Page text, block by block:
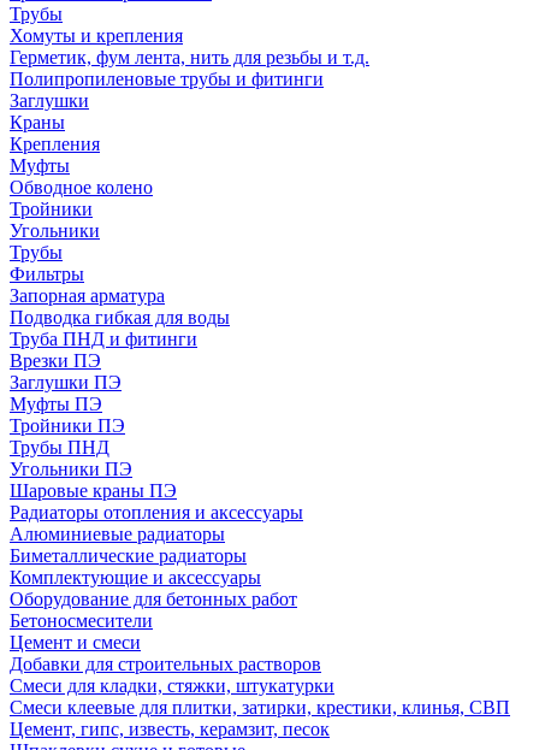
Трубы
Хомуты и крепления
Герметик, фум лента, нить для резьбы и т.д.
Полипропиленовые трубы и фитинги
Заглушки
Краны
Крепления
Муфты
Обводное колено
Тройники
Угольники
Трубы
Фильтры
Запорная арматура
Подводка гибкая для воды
Труба ПНД и фитинги
Врезки ПЭ
Заглушки ПЭ
Муфты ПЭ
Тройники ПЭ
Трубы ПНД
Угольники ПЭ
Шаровые краны ПЭ
Радиаторы отопления и аксессуары
Алюминиевые радиаторы
Биметаллические радиаторы
Комплектующие и аксессуары
Оборудование для бетонных работ
Бетоносмесители
Цемент и смеси
Добавки для строительных растворов
Смеси для кладки, стяжки, штукатурки
Смеси клеевые для плитки, затирки, крестики, клинья, СВП
Цемент, гипс, известь, керамзит, песок